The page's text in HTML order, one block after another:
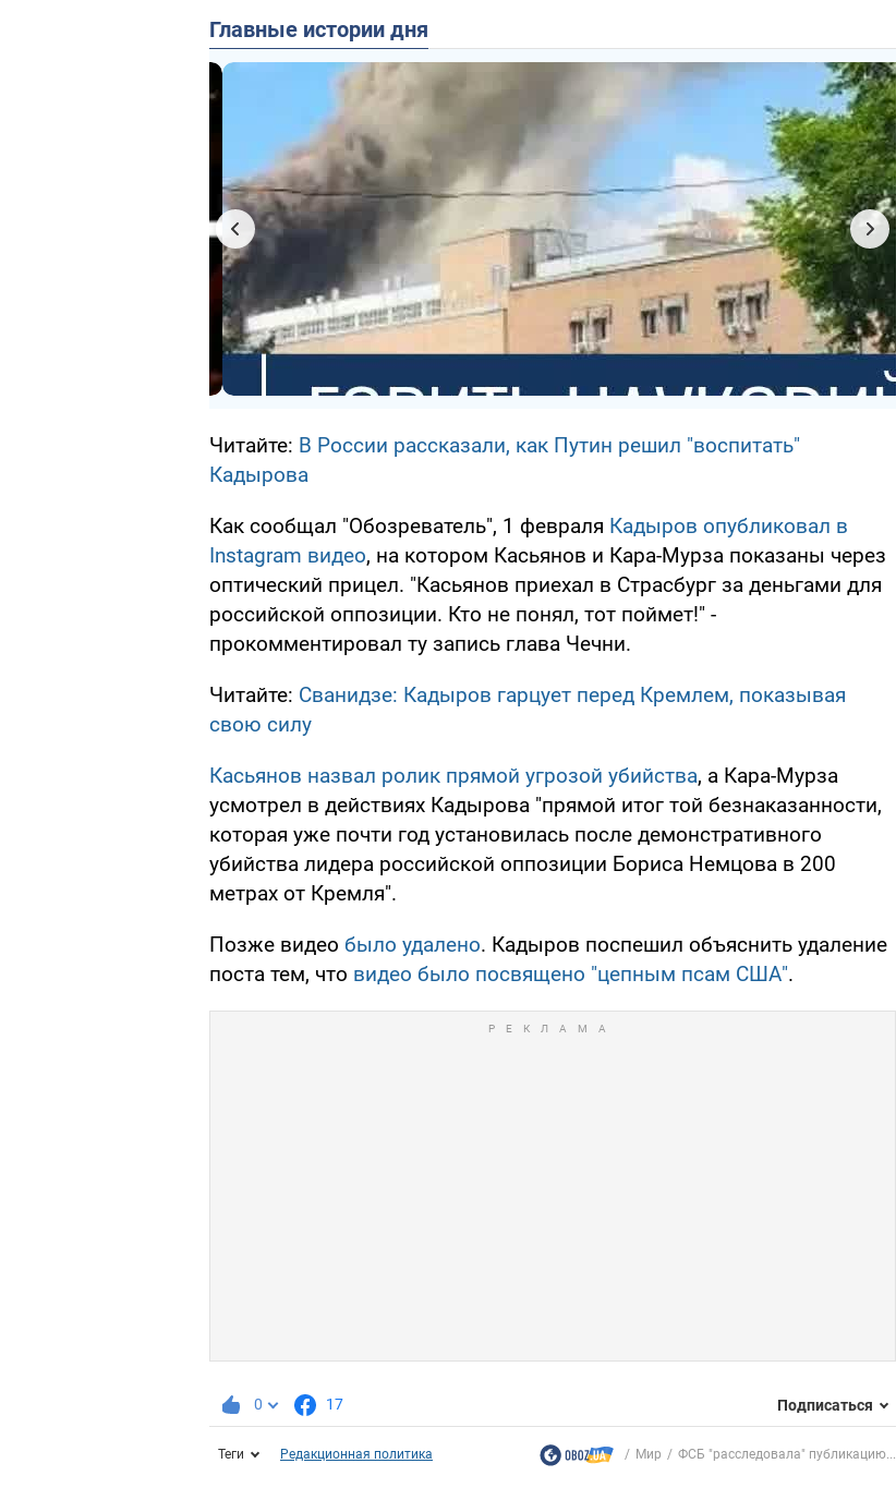
Главные истории дня
Читайте: В России рассказали, как Путин решил "воспитать"
Кадырова
Как сообщал "Обозреватель", 1 февраля Кадыров опубликовал в
Instagram видео, на котором Касьянов и Кара-Мурза показаны через
оптический прицел. "Касьянов приехал в Страсбург за деньгами для
российской оппозиции. Кто не понял, тот поймет!" -
прокомментировал ту запись глава Чечни.
Читайте: Сванидзе: Кадыров гарцует перед Кремлем, показывая
свою силу
Касьянов назвал ролик прямой угрозой убийства, а Кара-Мурза
усмотрел в действиях Кадырова "прямой итог той безнаказанности,
которая уже почти год установилась после демонстративного
убийства лидера российской оппозиции Бориса Немцова в 200
метрах от Кремля".
Позже видео было удалено. Кадыров поспешил объяснить удаление
поста тем, что видео было посвящено "цепным псам США".
0 17 Подписаться
Теги Редакционная политика Мир ФСБ "расследовала" публикацию...